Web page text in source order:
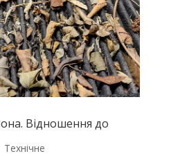
Відношення до
Технічне